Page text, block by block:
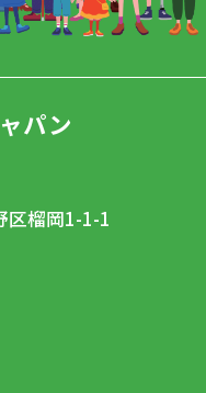
パン
区榴岡1-1-1